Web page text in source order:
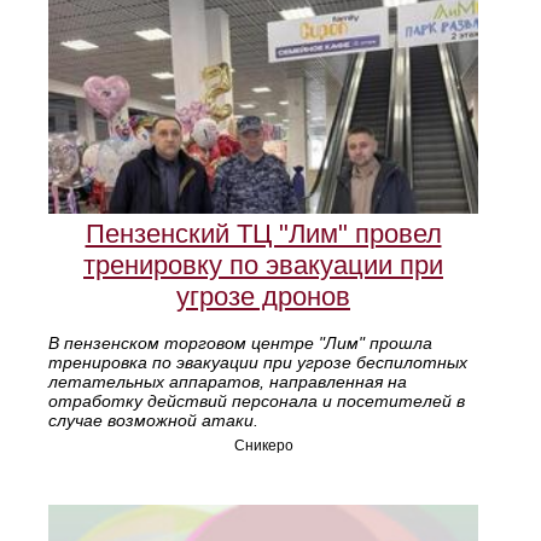
Пензенский ТЦ "Лим" провел
тренировку по эвакуации при
угрозе дронов
В пензенском торговом центре "Лим" прошла
тренировка по эвакуации при угрозе беспилотных
летательных аппаратов, направленная на
отработку действий персонала и посетителей в
случае возможной атаки.
Сникеро